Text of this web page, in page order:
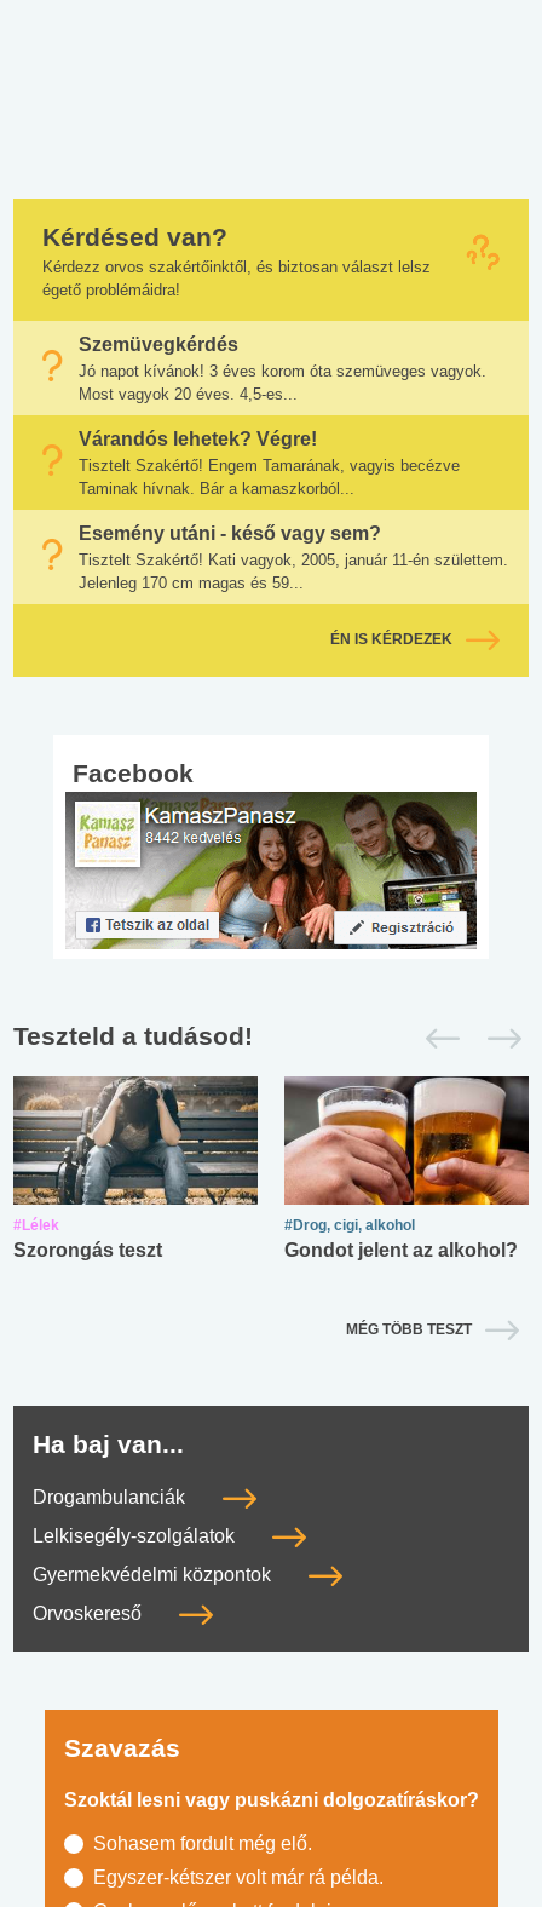
Kérdésed van?
Kérdezz orvos szakértőinktől, és biztosan választ lelsz
égető problémáidra!
Szemüvegkérdés
Jó napot kívánok! 3 éves korom óta szemüveges vagyok.
Most vagyok 20 éves. 4,5-es...
Várandós lehetek? Végre!
Tisztelt Szakértő! Engem Tamarának, vagyis becézve
Taminak hívnak. Bár a kamaszkorból...
Esemény utáni - késő vagy sem?
Tisztelt Szakértő! Kati vagyok, 2005, január 11-én születtem.
Jelenleg 170 cm magas és 59...
ÉN IS KÉRDEZEK
Facebook
Teszteld a tudásod!
#Lélek
Szorongás teszt
#Drog, cigi, alkohol
Gondot jelent az alkohol?
MÉG TÖBB TESZT
Ha baj van...
Drogambulanciák
Lelkisegély-szolgálatok
Gyermekvédelmi központok
Orvoskereső
Szavazás
Szoktál lesni vagy puskázni dolgozatíráskor?
Sohasem fordult még elő.
Egyszer-kétszer volt már rá példa.